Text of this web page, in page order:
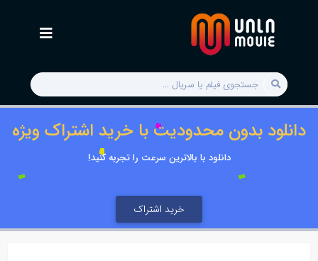
دانلود بدون محدودیت با خرید اشتراک ویژه
دانلود با بالاترین سرعت را تجربه کنید!
خرید اشتراک